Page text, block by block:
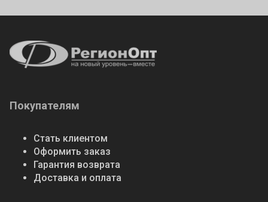
Покупателям
Стать клиентом
Оформить заказ
Гарантия возврата
Доставка и оплата